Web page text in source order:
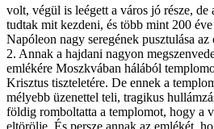
volt, végül is leégett a város jó része, de
tudtak mit kezdeni, és több mint 200
Napóleon nagy seregének pusztulása az
2. Annak a hajdani nagyon
emlékére Moszkvában hálából
Krisztus tiszteletére. De ennek a
mélyebb üzenettel teli, tragikus
földig romboltatta a templomot, hogy a
eltörölje. És persze annak az emlékét,